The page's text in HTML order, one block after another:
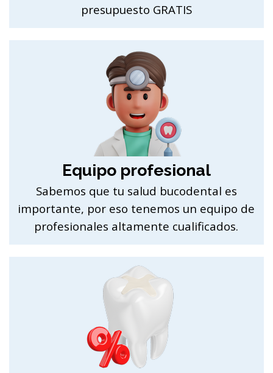
presupuesto GRATIS
Equipo profesional
Sabemos que tu salud bucodental es
importante, por eso tenemos un equipo de
profesionales altamente cualificados.